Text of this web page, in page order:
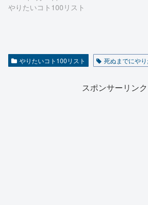
やりたいコト100リスト
やりたいコト100リスト 死ぬまでにやり
スポンサーリンク